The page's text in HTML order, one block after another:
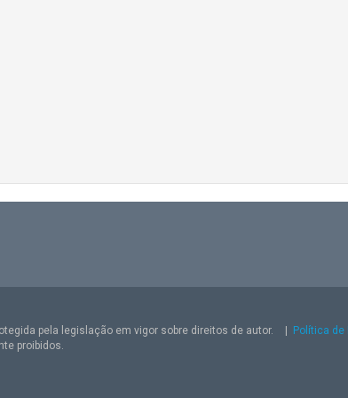
pela legislação em vigor sobre direitos de autor.
Política de
proibidos.